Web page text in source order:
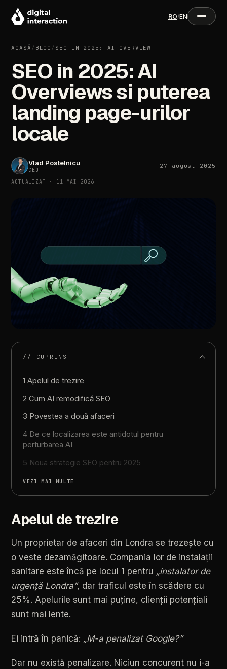
RO/EN
ACASĂ / BLOG / SEO IN 2025: AI OVERVIEW…
SEO in 2025: AI
Overviews si puterea
landing page-urilor
locale
Vlad Postelnicu
CEO
27 august 2025
ACTUALIZAT · 11 MAI 2026
// CUPRINS
1 Apelul de trezire
2 Cum AI remodifică SEO
3 Povestea a două afaceri
4 De ce localizarea este antidotul pentru
perturbarea AI
5 Noua strategie SEO pentru 2025
VEZI MAI MULTE
Apelul de trezire
Un proprietar de afaceri din Londra se trezește cu
o veste dezamăgitoare. Compania lor de instalații
sanitare este încă pe locul 1 pentru „instalator de
urgență Londra”, dar traficul este în scădere cu
25%. Apelurile sunt mai puține, clienții potențiali
sunt mai lente.
Ei intră în panică: „M-a penalizat Google?”
Dar nu există penalizare. Niciun concurent nu i-a